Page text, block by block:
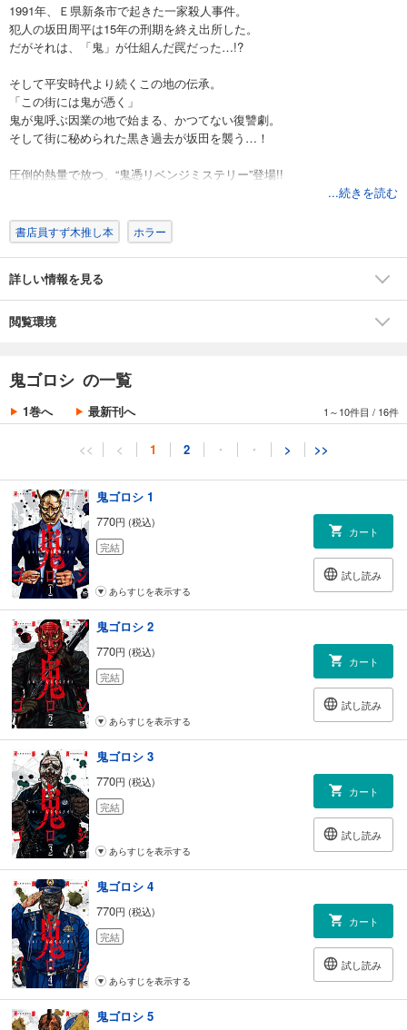
1991年、Ｅ県新条市で起きた一家殺人事件。
犯人の坂田周平は15年の刑期を終え出所した。
だがそれは、「鬼」が仕組んだ罠だった…!?
そして平安時代より続くこの地の伝承。
「この街には鬼が憑く」
鬼が鬼呼ぶ因業の地で始まる、かつてない復讐劇。
そして街に秘められた黒き過去が坂田を襲う…！
圧倒的熱量で放つ、“鬼憑リベンジミステリー”登場!!
...続きを読む
書店員すず木推し本 ホラー
詳しい情報を見る
閲覧環境
鬼ゴロシ の一覧
1巻へ 最新刊へ 1～10件目 / 16件
<< < 1 2 ・ ・ > >>
鬼ゴロシ 1
770円 (税込)
完結
カート
試し読み
あらすじを表示する
鬼ゴロシ 2
770円 (税込)
完結
カート
試し読み
あらすじを表示する
鬼ゴロシ 3
770円 (税込)
完結
カート
試し読み
あらすじを表示する
鬼ゴロシ 4
770円 (税込)
完結
カート
試し読み
あらすじを表示する
鬼ゴロシ 5